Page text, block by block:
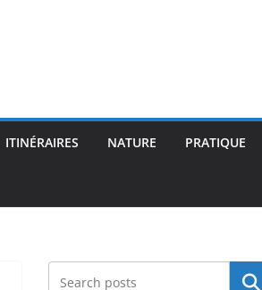
ITINÉRAIRES NATURE PRATIQUE